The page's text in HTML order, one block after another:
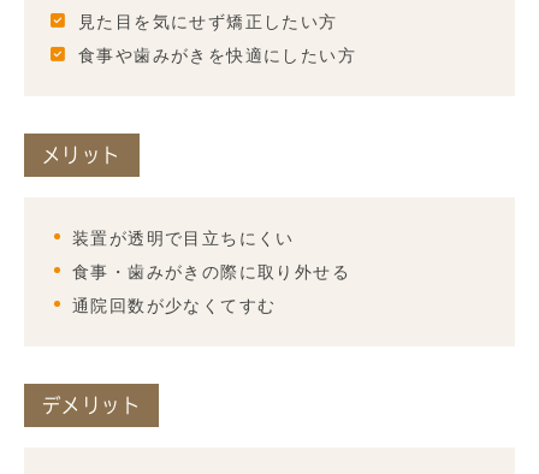
見た目を気にせず矯正したい方
食事や歯みがきを快適にしたい方
メリット
装置が透明で目立ちにくい
食事・歯みがきの際に取り外せる
通院回数が少なくてすむ
デメリット